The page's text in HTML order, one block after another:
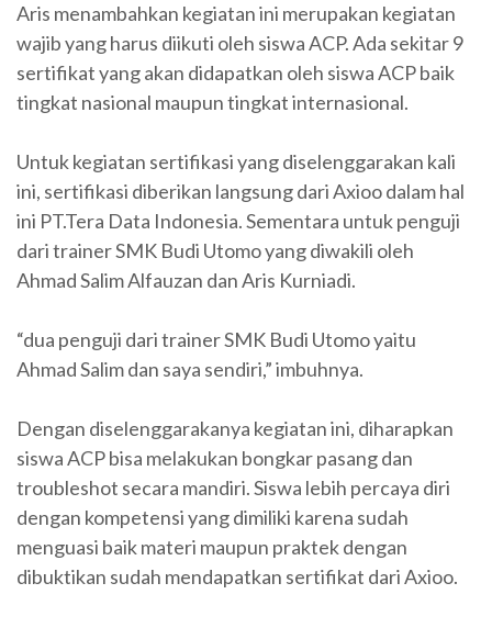
Aris menambahkan kegiatan ini merupakan kegiatan
wajib yang harus diikuti oleh siswa ACP. Ada sekitar 9
sertifikat yang akan didapatkan oleh siswa ACP baik
tingkat nasional maupun tingkat internasional.
Untuk kegiatan sertifikasi yang diselenggarakan kali
ini, sertifikasi diberikan langsung dari Axioo dalam hal
ini PT.Tera Data Indonesia. Sementara untuk penguji
dari trainer SMK Budi Utomo yang diwakili oleh
Ahmad Salim Alfauzan dan Aris Kurniadi.
“dua penguji dari trainer SMK Budi Utomo yaitu
Ahmad Salim dan saya sendiri,” imbuhnya.
Dengan diselenggarakanya kegiatan ini, diharapkan
siswa ACP bisa melakukan bongkar pasang dan
troubleshot secara mandiri. Siswa lebih percaya diri
dengan kompetensi yang dimiliki karena sudah
menguasi baik materi maupun praktek dengan
dibuktikan sudah mendapatkan sertifikat dari Axioo.